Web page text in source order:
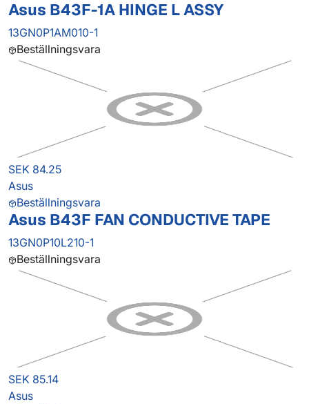
Asus B43F-1A HINGE L ASSY
13GN0P1AM010-1
Beställningsvara
SEK 84.25
Asus
Beställningsvara
Asus B43F FAN CONDUCTIVE TAPE
13GN0P10L210-1
Beställningsvara
SEK 85.14
Asus